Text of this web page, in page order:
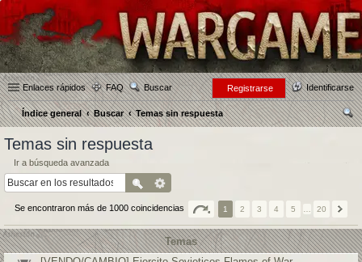
Enlaces rápidos FAQ Buscar Identificarse
Registrarse
Índice general Buscar
Temas sin respuesta
Temas sin respuesta
Ir a búsqueda avanzada
Se encontraron más de 1000 coincidencias 1 2 3 4 5 20
Temas